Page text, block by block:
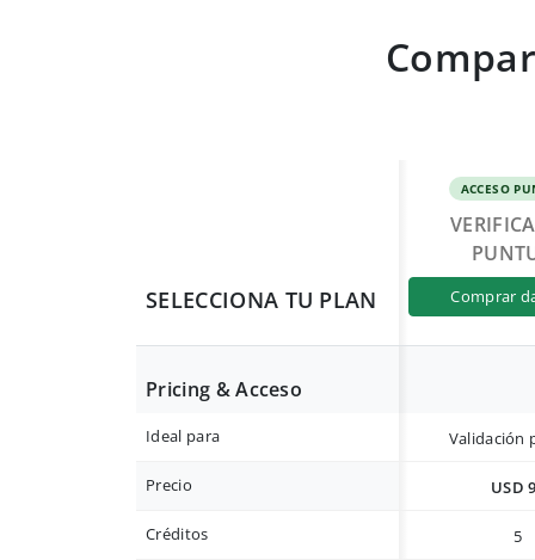
SELECCIONA TU PLAN
ACCESO
comprar
Pricing & Acceso
Ideal para Validación
Precio USD
Créditos 5